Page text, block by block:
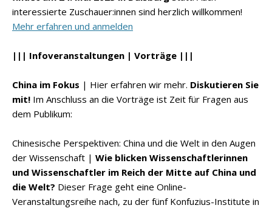
interessierte Zuschauer:innen sind herzlich willkommen!
Mehr erfahren und anmelden
||| Infoveranstaltungen | Vorträge |||
China im Fokus | Hier erfahren wir mehr. Diskutieren Sie
mit! Im Anschluss an die Vorträge ist Zeit für Fragen aus
dem Publikum:
Chinesische Perspektiven: China und die Welt in den Augen
der Wissenschaft | Wie blicken Wissenschaftlerinnen
und Wissenschaftler im Reich der Mitte auf China und
die Welt? Dieser Frage geht eine Online-
Veranstaltungsreihe nach, zu der fünf Konfuzius-Institute in